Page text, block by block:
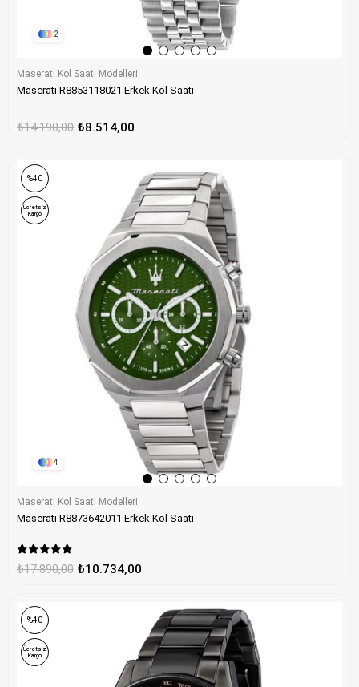
2
Maserati Kol Saati Modelleri
Maserati R8853118021 Erkek Kol Saati
₺8.514,00
₺14.190,00
4
Maserati Kol Saati Modelleri
Maserati R8873642011 Erkek Kol Saati
₺10.734,00
₺17.890,00
%40
Ücretsiz
Kargo
%40
Ücretsiz
Kargo